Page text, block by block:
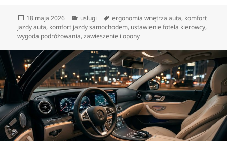
Data
publikacji
18 maja 2026 Kategorie
usługi Tagi
ergonomia wnętrza auta, komfort
jazdy auta, komfort jazdy samochodem, ustawienie fotela kierowcy,
wygoda podróżowania,zawieszenie i opony